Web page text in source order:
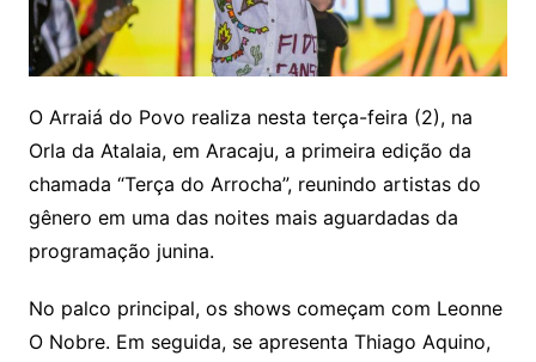
O Arraiá do Povo realiza nesta terça-feira (2), na
Orla da Atalaia, em Aracaju, a primeira edição da
chamada “Terça do Arrocha”, reunindo artistas do
gênero em uma das noites mais aguardadas da
programação junina.
No palco principal, os shows começam com Leonne
O Nobre. Em seguida, se apresenta Thiago Aquino,